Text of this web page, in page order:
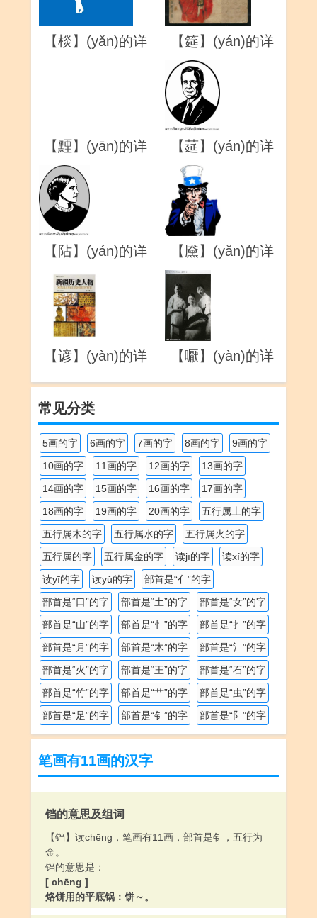
【棪】(yǎn)的详
【筵】(yán)的详
【黫】(yān)的详
【莚】(yán)的详
【阽】(yán)的详
【黡】(yǎn)的详
【谚】(yàn)的详
【嚈】(yàn)的详
常见分类
5画的字 6画的字 7画的字 8画的字
9画的字
10画的字
11画的字 12画的字
13画的字
14画的字
15画的字 16画的字
17画的字
18画的字
19画的字 20画的字
五行属土的字
五行属木的字
五行属水的字
五行属火的字
五行属的字
五行属金的字 读jī的字
读xí的字
读yī的字
读yǔ的字
部首是“亻”的字
部首是“口”的字
部首是“土”的字
部首是“女”的字
部首是“山”的字
部首是“忄”的字
部首是“扌”的字
部首是“月”的字
部首是“木”的字
部首是“氵”的字
部首是“火”的字
部首是“王”的字
部首是“石”的字
部首是“竹”的字
部首是“艹”的字
部首是“虫”的字
部首是“足”的字
部首是“钅”的字 部首是“阝”的字
笔画有11画的汉字
铛的意思及组词
【铛】读chēng，笔画有11画，部首是钅，五行为
金。
铛的意思是：
[ chēng ]
烙饼用的平底锅：饼～。
[ dāng ]